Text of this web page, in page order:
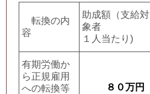
転換の内
容
助成額（支給対
象者
１人当たり)
有期労働か
ら正規雇用
への転換等
８０万円